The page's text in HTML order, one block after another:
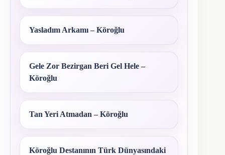
Yasladım Arkamı – Köroğlu
Gele Zor Bezirgan Beri Gel Hele –
Köroğlu
Tan Yeri Atmadan – Köroğlu
Köroğlu Destanının Türk Dünyasındaki